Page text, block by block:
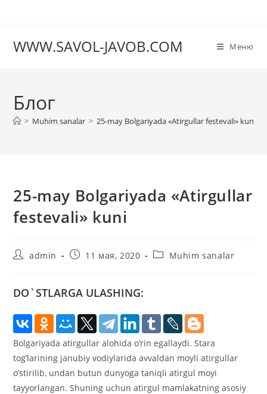
WWW.SAVOL-JAVOB.COM Меню
Блог
> Muhim sanalar > 25-may Bolgariyada «Atirgullar festevali» kuni
25-may Bolgariyada «Atirgullar
festevali» kuni
Авторadmin
Запись11 мая, 2020
РубрикаMuhim sanalar
DO`STLARGA ULASHING:
Bolgariyada atirgullar alohida o’rin egallaydi. Stara
tog’larining janubiy vodiylarida avvaldan moyli atirgullar
o’stirilib, undan butun dunyoga taniqli atirgul moyi
tayyorlangan. Shuning uchun atirgul mamlakatning asosiy